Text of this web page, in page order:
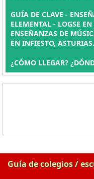
GUÍA DE CLAVE -
ELEMENTAL - LOGSE
ENSEÑANZAS DE
EN INFIESTO, ASTURIAS.
¿CÓMO LLEGAR?
Guía de colegios /